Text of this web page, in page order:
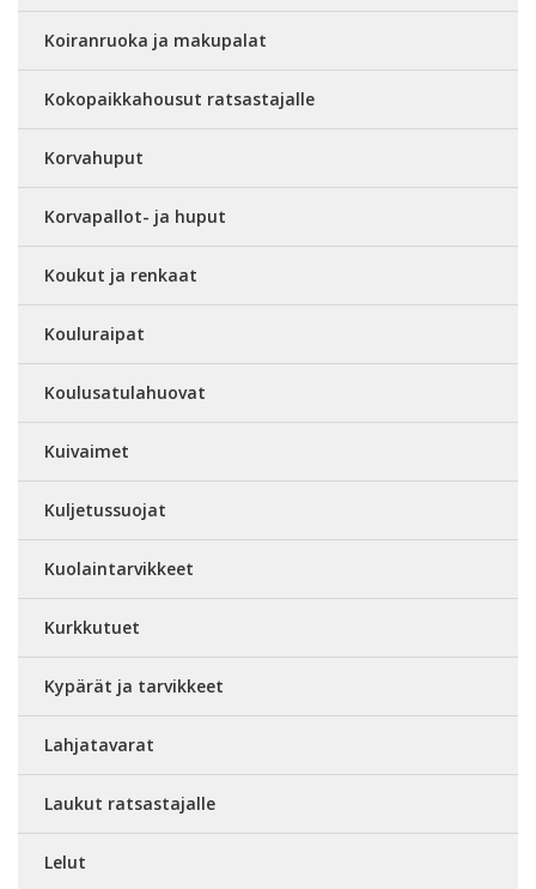
Koiranruoka ja makupalat
Kokopaikkahousut ratsastajalle
Korvahuput
Korvapallot- ja huput
Koukut ja renkaat
Kouluraipat
Koulusatulahuovat
Kuivaimet
Kuljetussuojat
Kuolaintarvikkeet
Kurkkutuet
Kypärät ja tarvikkeet
Lahjatavarat
Laukut ratsastajalle
Lelut